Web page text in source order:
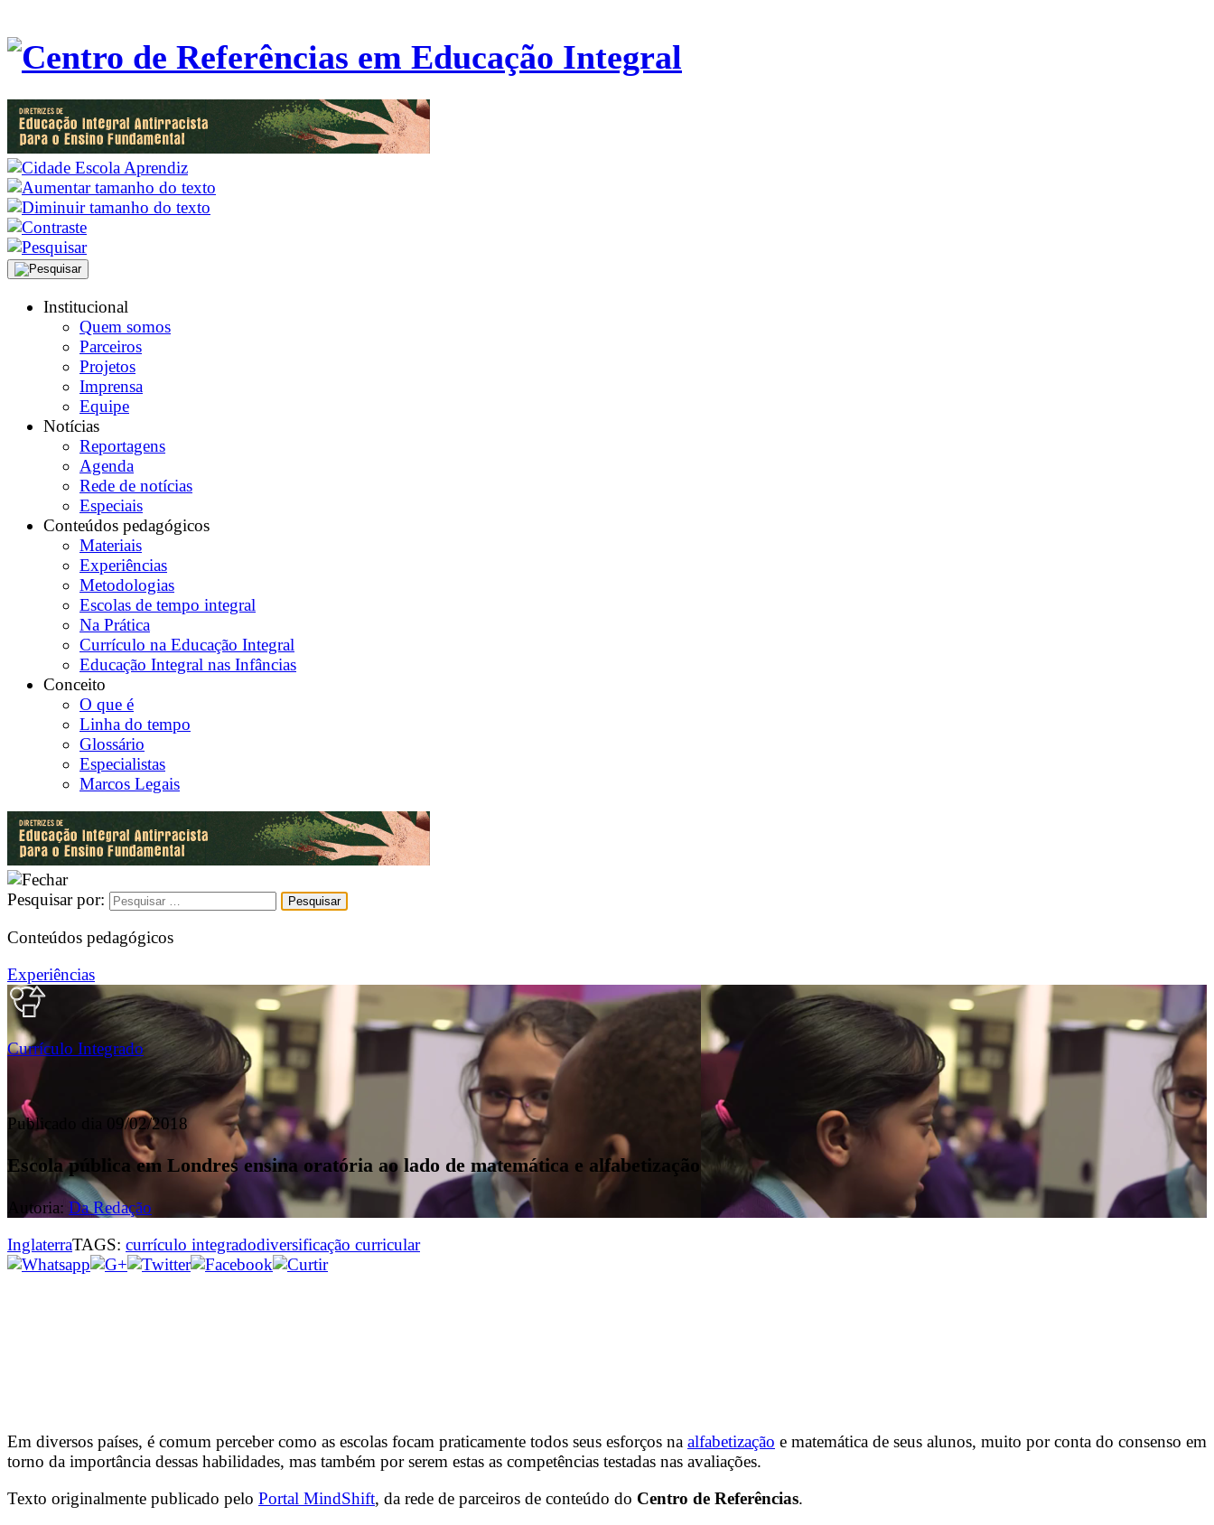
Institucional
Quem somos
Parceiros
Projetos
Imprensa
Equipe
Notícias
Reportagens
Agenda
Rede de notícias
Especiais
Conteúdos pedagógicos
Materiais
Experiências
Metodologias
Escolas de tempo integral
Na Prática
Currículo na Educação Integral
Educação Integral nas Infâncias
Conceito
O que é
Linha do tempo
Glossário
Especialistas
Marcos Legais
Pesquisar por:
Conteúdos pedagógicos
Experiências
Currículo Integrado
Publicado dia 09/02/2018
Escola pública em Londres ensina oratória ao lado de matemática e alfabetização
Autoria: Da Redação
InglaterraTAGS: currículo integradodiversificação curricular
Em diversos países, é comum perceber como as escolas focam praticamente todos seus esforços na alfabetização e matemática de seus alunos, muito por conta do consenso em
torno da importância dessas habilidades, mas também por serem estas as competências testadas nas avaliações.
Texto originalmente publicado pelo Portal MindShift, da rede de parceiros de conteúdo do Centro de Referências.